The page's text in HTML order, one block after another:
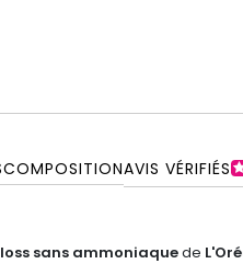
COMPOSITIONAVIS VÉRIFIÉS
sans ammoniaquede